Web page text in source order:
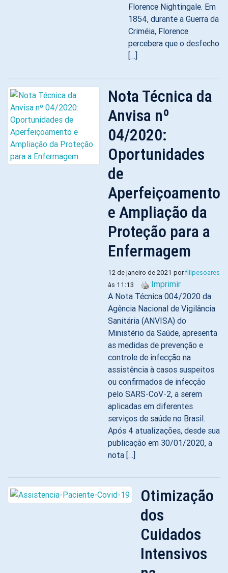
Florence Nightingale. Em
1854, durante a Guerra da
Criméia, Florence
percebera que o desfecho
[…]
Nota Técnica da
Anvisa nº
04/2020:
Oportunidades
de
Aperfeiçoamento
e Ampliação da
Proteção para a
Enfermagem
12 de janeiro de 2021 porfilipesoares
às 11:13
Imprimir
A Nota Técnica 004/2020 da
Agência Nacional de Vigilância
Sanitária (ANVISA) do
Ministério da Saúde, apresenta
as medidas de prevenção e
controle de infecção na
assistência à casos suspeitos
ou confirmados de infecção
pelo SARS-CoV-2, a serem
aplicadas em diferentes
serviços de saúde no Brasil.
Após 4 atualizações, desde sua
publicação em 30/01/2020, a
nota […]
Otimização
dos
Cuidados
Intensivos